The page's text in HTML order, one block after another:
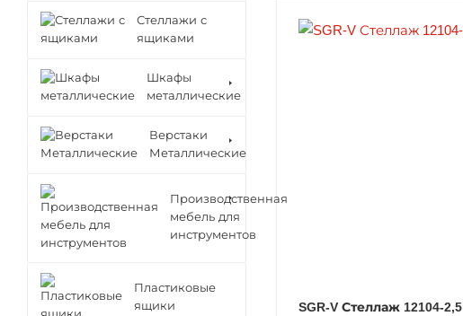
SGR-V Стеллаж 12104-2,5
Стеллажи с
ящиками
Шкафы
металлические
Верстаки
Металлические
Производственная
мебель для
инструментов
Пластиковые
ящики